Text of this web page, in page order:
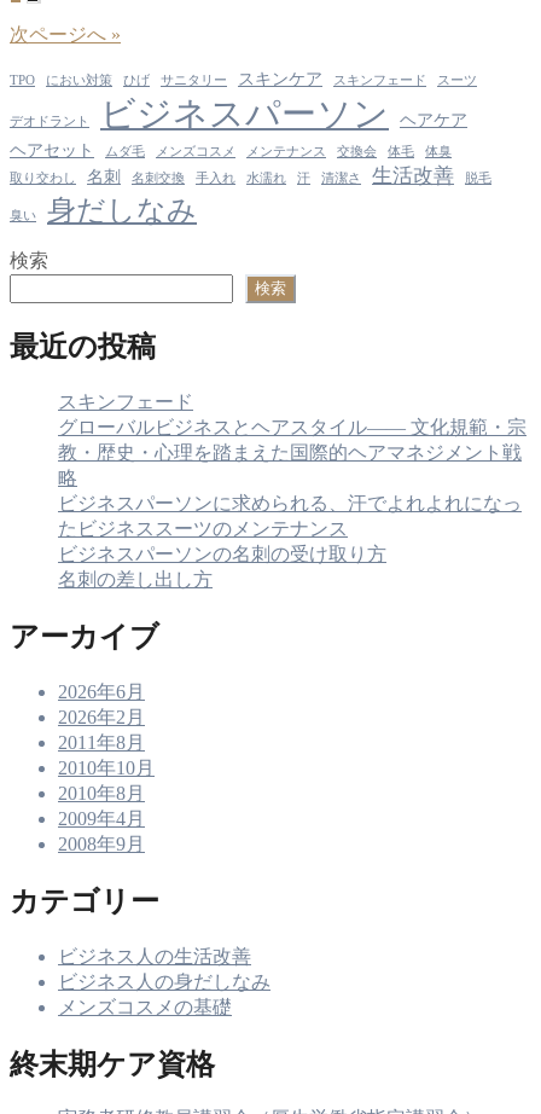
稿
の
ペ
ー
ジ
送
り
次ページへ »
TPO におい対策 ひげ サニタリー スキンケア スキンフェード スーツ
デオドラント ビジネスパーソン
ヘアケア
ヘアセット
ムダ毛 メンズコスメ メンテナンス 交換会 体毛
体臭
取り交わし
名刺 名刺交換 手入れ 水濡れ 汗 清潔さ 生活改善 脱毛
臭い 身だしなみ
検索
検索
最近の投稿
スキンフェード
グローバルビジネスとヘアスタイル―― 文化規範・宗
教・歴史・心理を踏まえた国際的ヘアマネジメント戦
略
ビジネスパーソンに求められる、汗でよれよれになっ
たビジネススーツのメンテナンス
ビジネスパーソンの名刺の受け取り方
名刺の差し出し方
アーカイブ
2026年6月
2026年2月
2011年8月
2010年10月
2010年8月
2009年4月
2008年9月
カテゴリー
ビジネス人の生活改善
ビジネス人の身だしなみ
メンズコスメの基礎
終末期ケア資格